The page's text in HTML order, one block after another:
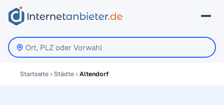
Startseite Städte Altendorf